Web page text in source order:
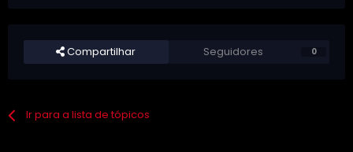
Compartilhar Seguidores 0
Ir para a lista de tópicos